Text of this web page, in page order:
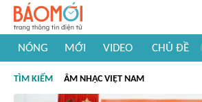
NÓNG MỚI VIDEO CHỦ ĐỀ
#Khám phá thế giới
TÌM KIẾM ÂM NHẠC VIỆT NAM